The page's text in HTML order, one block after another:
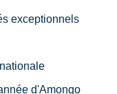
exceptionnels
d'Amongo